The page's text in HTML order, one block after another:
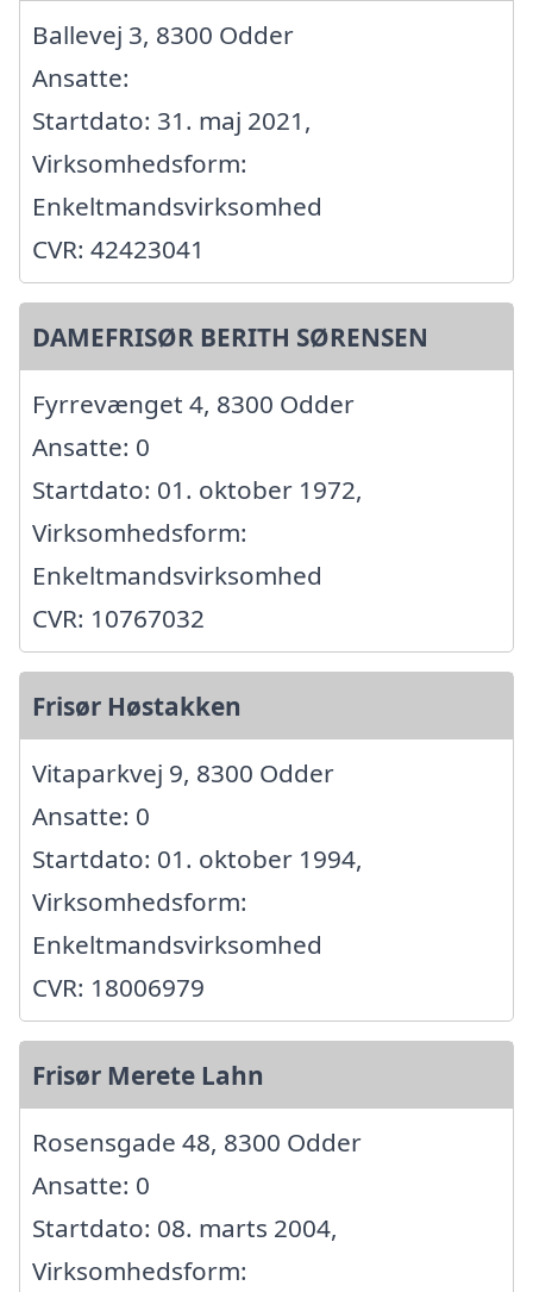
Ballevej 3, 8300 Odder
Ansatte:
Startdato: 31. maj 2021,
Virksomhedsform:
Enkeltmandsvirksomhed
CVR: 42423041
DAMEFRISØR BERITH SØRENSEN
Fyrrevænget 4, 8300 Odder
Ansatte: 0
Startdato: 01. oktober 1972,
Virksomhedsform:
Enkeltmandsvirksomhed
CVR: 10767032
Frisør Høstakken
Vitaparkvej 9, 8300 Odder
Ansatte: 0
Startdato: 01. oktober 1994,
Virksomhedsform:
Enkeltmandsvirksomhed
CVR: 18006979
Frisør Merete Lahn
Rosensgade 48, 8300 Odder
Ansatte: 0
Startdato: 08. marts 2004,
Virksomhedsform: